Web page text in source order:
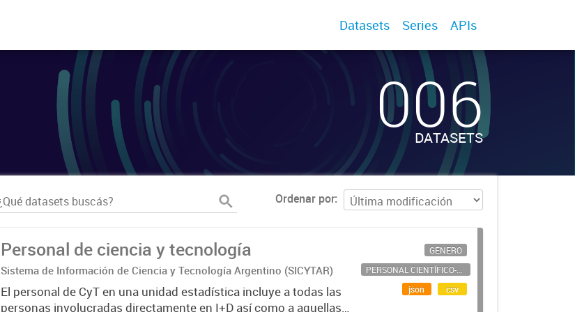
Datasets Series APIs
006
DATASETS
Ordenar por
Personal de ciencia y tecnología
Sistema de Información de Ciencia y Tecnología Argentino (SICYTAR)
El personal de CyT en una unidad estadística incluye a todas las
personas involucradas directamente en I+D así como a aquellas
GÉNERO
PERSONAL CIENTÍFICO-TECNOLÓGICO
json
csv